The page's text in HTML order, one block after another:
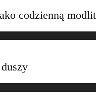
codzienną